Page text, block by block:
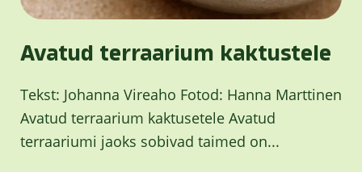
Avatud terraarium kaktustele
Tekst: Johanna Vireaho Fotod: Hanna Marttinen
Avatud terraarium kaktusetele Avatud
terraariumi jaoks sobivad taimed on...